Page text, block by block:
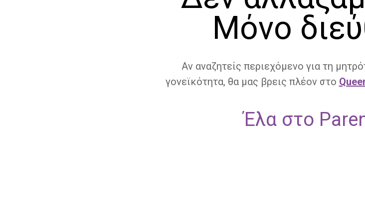
Μόνο
Αν αναζητείς περιεχόμενο για τη
γονεϊκότητα, θα μας βρεις πλέον στο
Έλα στο